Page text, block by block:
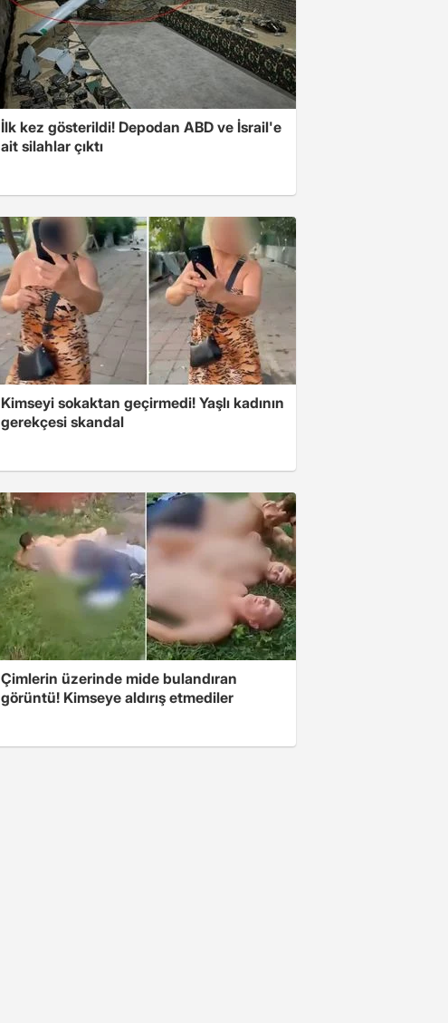
İlk kez gösterildi! Depodan ABD ve İsrail'e
ait silahlar çıktı
Kimseyi sokaktan geçirmedi! Yaşlı kadının
gerekçesi skandal
Çimlerin üzerinde mide bulandıran
görüntü! Kimseye aldırış etmediler